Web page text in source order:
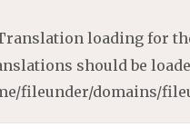
loading for
should be
fileunder/domains/